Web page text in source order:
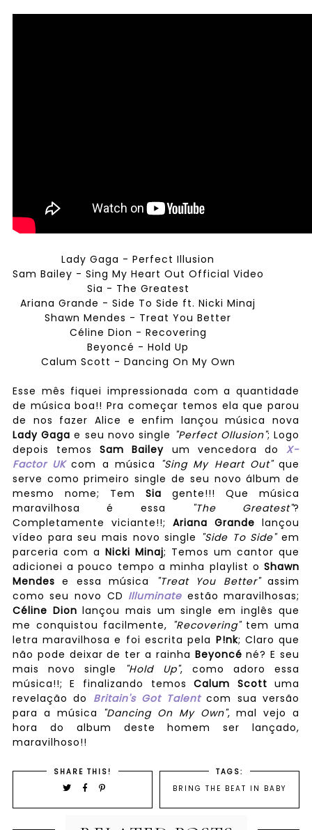
Lady Gaga - Perfect Illusion
Sam Bailey - Sing My Heart Out Official Video
Sia - The Greatest
Ariana Grande - Side To Side ft. Nicki Minaj
Shawn Mendes - Treat You Better
Céline Dion - Recovering
Beyoncé - Hold Up
Calum Scott - Dancing On My Own
Esse mês fiquei impressionada com a quantidade
de música boa!! Pra começar temos ela que parou
de nos fazer Alice e enfim lançou música nova
Lady Gaga e seu novo single "Perfect Ollusion"; Logo
depois temosSam Bailey um vencedora doX-
Factor UKcom a música "Sing My Heart Out"que
serve como primeiro single de seu novo álbum de
mesmo nome; Tem Sia gente!!! Que música
maravilhosa é essa
"The Greatest"?
Completamente viciante!!; Ariana Grande lançou
vídeo para seu mais novo single "Side To Side"em
parceria com a Nicki Minaj; Temos um cantor que
adicionei a pouco tempo a minha playlist oShawn
Mendes e essa música "Treat You Better"assim
como seu novo CD Illuminate estão maravilhosas;
Céline Dion lançou mais um single em inglês que
me conquistou facilmente, "Recovering"tem uma
letra maravilhosa e foi escrita pela P!nk; Claro que
não pode deixar de ter a rainha Beyoncé né? E seu
mais novo single "Hold Up", como adoro essa
música!!; E finalizando temosCalum Scottuma
revelação do Britain's Got Talentcom sua versão
para a música "Dancing On My Own", mal vejo a
hora do album deste homem ser lançado,
maravilhoso!!
SHARE THIS!
TAGS:
BRING THE BEAT IN BABY